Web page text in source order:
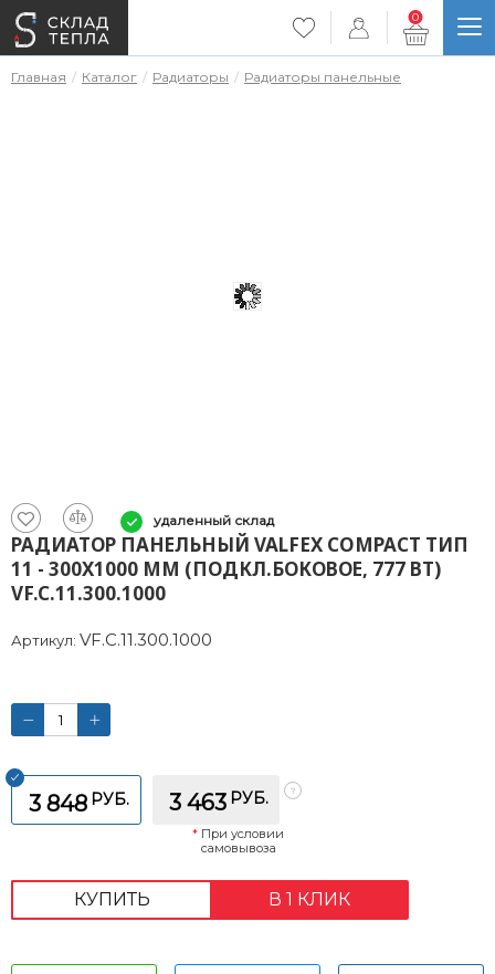
0
Главная Каталог Радиаторы Радиаторы панельные
удаленный склад
РАДИАТОР ПАНЕЛЬНЫЙ VALFEX COMPACT ТИП
11 - 300X1000 ММ (ПОДКЛ.БОКОВОЕ, 777 ВТ)
VF.C.11.300.1000
Артикул: VF.C.11.300.1000
3 848 РУБ. 3 463 РУБ.
* При условии
самовывоза
КУПИТЬ В 1 КЛИК